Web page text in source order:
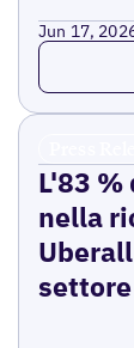
Jun 17,
Read more
L'83
nella